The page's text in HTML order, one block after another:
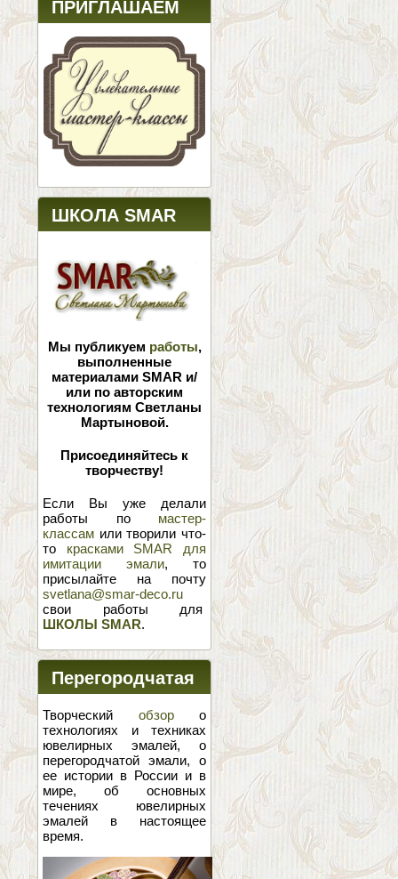
ПРИГЛАШАЕМ
ШКОЛА SMAR
Мы публикуем работы,
выполненные
материалами SMAR и/
или по авторским
технологиям Светланы
Мартыновой.
Присоединяйтесь к
творчеству!
Если Вы уже делали
работы по мастер-
классам или творили что-
то красками SMAR для
имитации эмали, то
присылайте на почту
svetlana@smar-deco.ru
свои работы для
ШКОЛЫ SMAR.
Перегородчатая
эмаль
Творческий обзоро
технологиях и техниках
ювелирных эмалей, о
перегородчатой эмали, о
ее истории в России и в
мире, об основных
течениях ювелирных
эмалей в настоящее
время.